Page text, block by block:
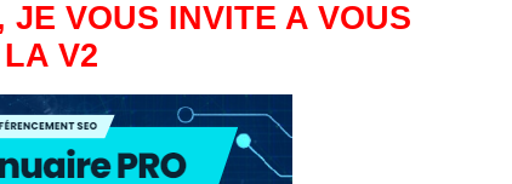
VOUS INVITE A VOUS
V2